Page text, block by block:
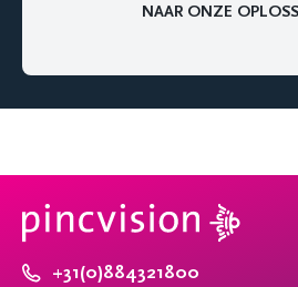
NAAR ONZE
+31(0)884321800